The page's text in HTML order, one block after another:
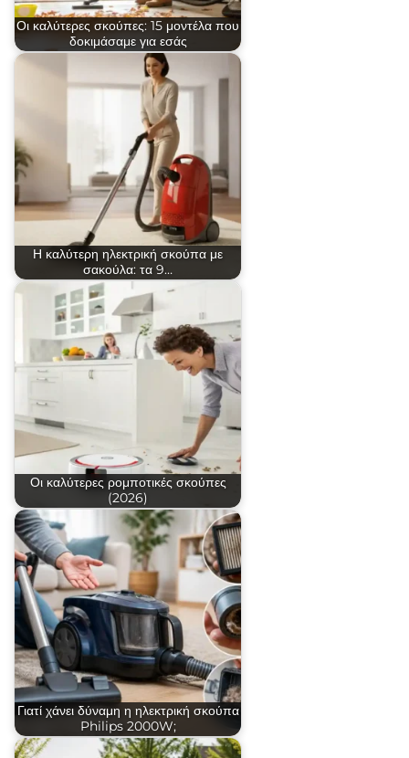
Οι καλύτερες σκούπες: 15 μοντέλα που
δοκιμάσαμε για εσάς
Η καλύτερη ηλεκτρική σκούπα με
σακούλα: τα 9…
Οι καλύτερες ρομποτικές σκούπες
(2026)
Γιατί χάνει δύναμη η ηλεκτρική σκούπα
Philips 2000W;